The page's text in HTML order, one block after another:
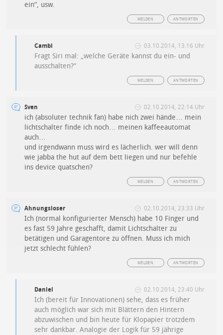
ein“, usw.
ANTWORTEN
MELDEN
Cambi 03.10.2014, 13:16 Uhr
Fragt Siri mal: „welche Geräte kannst du ein- und
ausschalten?“
ANTWORTEN
MELDEN
Sven 02.10.2014, 22:14 Uhr
ich (absoluter technik fan) habe nich zwei hände… mein
lichtschalter finde ich noch… meinen kaffeeautomat
auch…
und irgendwann muss wird es lächerlich. wer will denn
wie jabba the hut auf dem bett liegen und nur befehle
ins device quatschen?
ANTWORTEN
MELDEN
Ahnungsloser 02.10.2014, 23:33 Uhr
Ich (normal konfigurierter Mensch) habe 10 Finger und
es fast 59 Jahre geschafft, damit Lichtschalter zu
betätigen und Garagentore zu öffnen. Muss ich mich
jetzt schlecht fühlen?
ANTWORTEN
MELDEN
Daniel 02.10.2014, 23:40 Uhr
Ich (bereit für Innovationen) sehe, dass es früher
auch möglich war sich mit Blättern den Hintern
abzuwischen und bin heute für Klopapier trotzdem
sehr dankbar. Analogie der Logik für 59 jährige